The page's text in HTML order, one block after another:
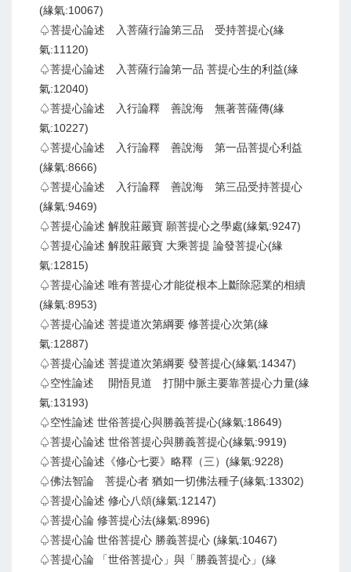
(緣氣:10067)
♤菩提心論述 入菩薩行論第三品 受持菩提心(緣
氣:11120)
♤菩提心論述 入菩薩行論第一品 菩提心生的利益(緣
氣:12040)
♤菩提心論述 入行論釋 善說海 無著菩薩傳(緣
氣:10227)
♤菩提心論述 入行論釋 善說海 第一品菩提心利益
(緣氣:8666)
♤菩提心論述 入行論釋 善說海 第三品受持菩提心
(緣氣:9469)
♤菩提心論述 解脫莊嚴寶 願菩提心之學處(緣氣:9247)
♤菩提心論述 解脫莊嚴寶 大乘菩提 論發菩提心(緣
氣:12815)
♤菩提心論述 唯有菩提心才能從根本上斷除惡業的相續
(緣氣:8953)
♤菩提心論述 菩提道次第綱要 修菩提心次第(緣
氣:12887)
♤菩提心論述 菩提道次第綱要 發菩提心(緣氣:14347)
♤空性論述 開悟見道 打開中脈主要靠菩提心力量(緣
氣:13193)
♤空性論述 世俗菩提心與勝義菩提心(緣氣:18649)
♤菩提心論述 世俗菩提心與勝義菩提心(緣氣:9919)
♤菩提心論述《修心七要》略釋（三）(緣氣:9228)
♤佛法智論 菩提心者 猶如一切佛法種子(緣氣:13302)
♤菩提心論述 修心八頌(緣氣:12147)
♤菩提心論 修菩提心法(緣氣:8996)
♤菩提心論 世俗菩提心 勝義菩提心 (緣氣:10467)
♤菩提心論 「世俗菩提心」與「勝義菩提心」(緣